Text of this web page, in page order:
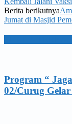
Berita berikutnya
Jumat di Masjid
Program “
02/Curug Gelar